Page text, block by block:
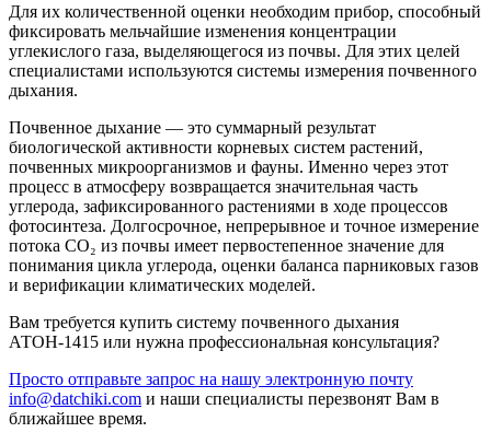
Для их количественной оценки необходим прибор, способный
фиксировать мельчайшие изменения концентрации
углекислого газа, выделяющегося из почвы. Для этих целей
специалистами используются системы измерения почвенного
дыхания.
Почвенное дыхание — это суммарный результат
биологической активности корневых систем растений,
почвенных микроорганизмов и фауны. Именно через этот
процесс в атмосферу возвращается значительная часть
углерода, зафиксированного растениями в ходе процессов
фотосинтеза. Долгосрочное, непрерывное и точное измерение
потока CO₂ из почвы имеет первостепенное значение для
понимания цикла углерода, оценки баланса парниковых газов
и верификации климатических моделей.
Вам требуется купить систему почвенного дыхания
АТОН-1415 или нужна профессиональная консультация?
Просто отправьте запрос на нашу электронную почту
info@datchiki.com и наши специалисты перезвонят Вам в
ближайшее время.